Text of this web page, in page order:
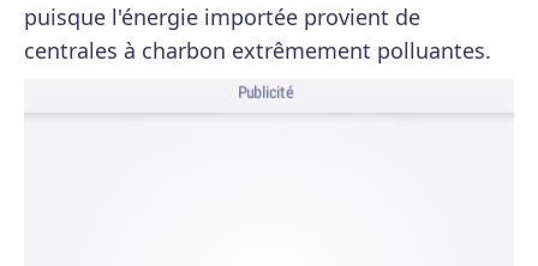
puisque l'énergie importée provient de
centrales à charbon extrêmement polluantes.
Publicité